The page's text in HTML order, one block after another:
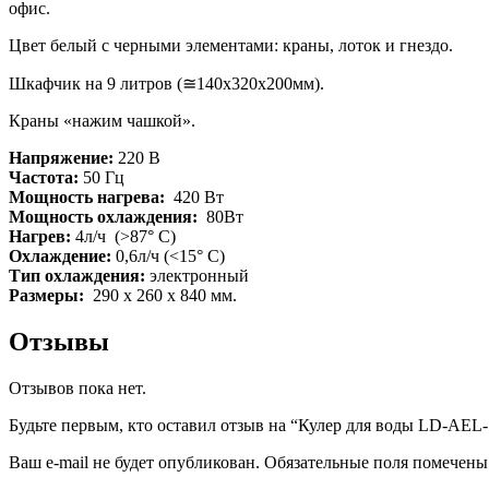
офис.
Цвет белый с черными элементами: краны, лоток и гнездо.
Шкафчик на 9 литров (≅140х320х200мм).
Краны «нажим чашкой».
Напряжение: 220 В
Частота: 50 Гц
Мощность нагрева: 420 Вт
Мощность охлаждения: 80Вт
Нагрев: 4л/ч (>87° С)
Охлаждение: 0,6л/ч (<15° С)
Тип охлаждения: электронный
Размеры: 290 x 260 х 840 мм.
Отзывы
Отзывов пока нет.
Будьте первым, кто оставил отзыв на “Кулер для воды LD-
Ваш e-mail не будет опубликован. Обязательные поля